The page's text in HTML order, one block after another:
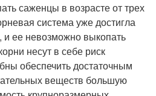
саженцы в возрасте от трех
система уже достигла
и ее невозможно выкопать
несут в себе риск
обеспечить достаточным
веществ большую